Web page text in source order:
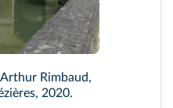
Arthur Rimbaud,
2020.